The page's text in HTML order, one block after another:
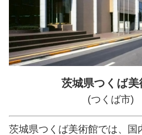
茨城県つくば美
(つくば市)
茨城県つくば美術館では、国